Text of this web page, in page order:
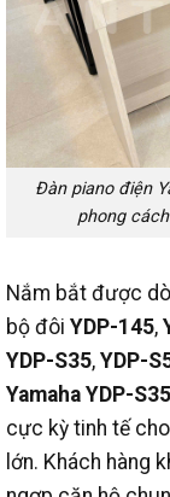
Đàn piano điện
phong
Nắm bắt được
bộ đôi YDP-145,
YDP-S35, YDP-
Yamaha YDP-
cực kỳ tinh tế
lớn. Khách hàng